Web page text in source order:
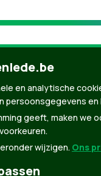
| Gemaakt met
en analytische
persoonsgegevens
geeft, maken we
wijzigen. Ons